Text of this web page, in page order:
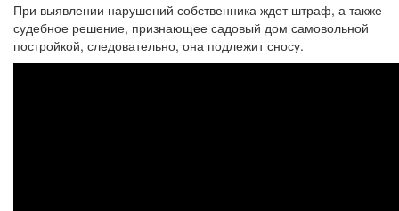
При выявлении нарушений собственника ждет штраф, а также
судебное решение, признающее садовый дом самовольной
постройкой, следовательно, она подлежит сносу.